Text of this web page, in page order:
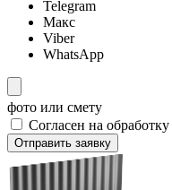
Telegram
Макс
Viber
WhatsApp
фото или смету
Согласен на обработку
Отправить заявку